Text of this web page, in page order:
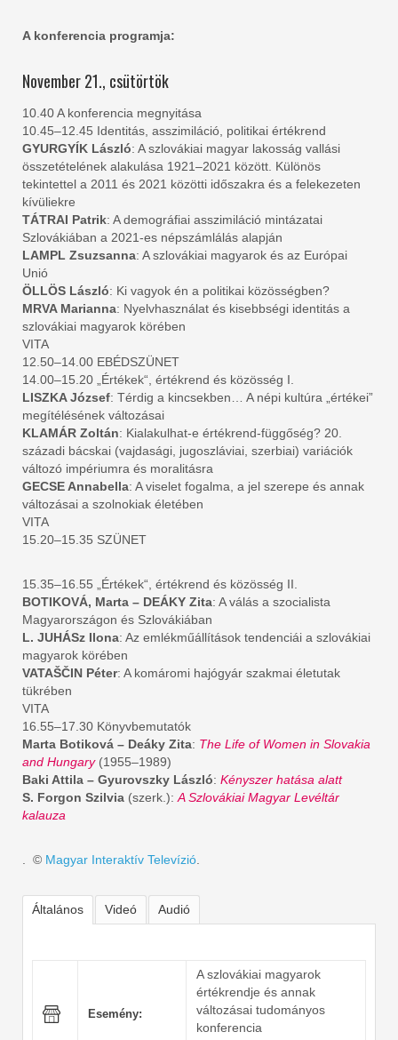
A konferencia programja:
November 21., csütörtök
10.40 A konferencia megnyitása
10.45–12.45 Identitás, asszimiláció, politikai értékrend
GYURGYÍK László: A szlovákiai magyar lakosság vallási
összetételének alakulása 1921–2021 között. Különös
tekintettel a 2011 és 2021 közötti időszakra és a felekezeten
kívüliekre
TÁTRAI Patrik: A demográfiai asszimiláció mintázatai
Szlovákiában a 2021-es népszámlálás alapján
LAMPL Zsuzsanna: A szlovákiai magyarok és az Európai
Unió
ÖLLÖS László: Ki vagyok én a politikai közösségben?
MRVA Marianna: Nyelvhasználat és kisebbségi identitás a
szlovákiai magyarok körében
VITA
12.50–14.00 EBÉDSZÜNET
14.00–15.20 „Értékek“, értékrend és közösség I.
LISZKA József: Térdig a kincsekben… A népi kultúra „értékei”
megítélésének változásai
KLAMÁR Zoltán: Kialakulhat-e értékrend-függőség? 20.
századi bácskai (vajdasági, jugoszláviai, szerbiai) variációk
változó impériumra és moralitásra
GECSE Annabella: A viselet fogalma, a jel szerepe és annak
változásai a szolnokiak életében
VITA
15.20–15.35 SZÜNET
15.35–16.55 „Értékek“, értékrend és közösség II.
BOTIKOVÁ, Marta – DEÁKY Zita: A válás a szocialista
Magyarországon és Szlovákiában
L. JUHÁSz Ilona: Az emlékműállítások tendenciái a szlovákiai
magyarok körében
VATAŠČIN Péter: A komáromi hajógyár szakmai életutak
tükrében
VITA
16.55–17.30 Könyvbemutatók
Marta Botiková – Deáky Zita: The Life of Women in Slovakia
and Hungary(1955–1989)
Baki Attila – Gyurovszky László: Kényszer hatása alatt
S. Forgon Szilvia (szerk.): A Szlovákiai Magyar Levéltár
kalauza
. © Magyar Interaktív Televízió
Általános Videó Audió
Esemény:
A szlovákiai magyarok
értékrendje és annak
változásai tudományos
konferencia